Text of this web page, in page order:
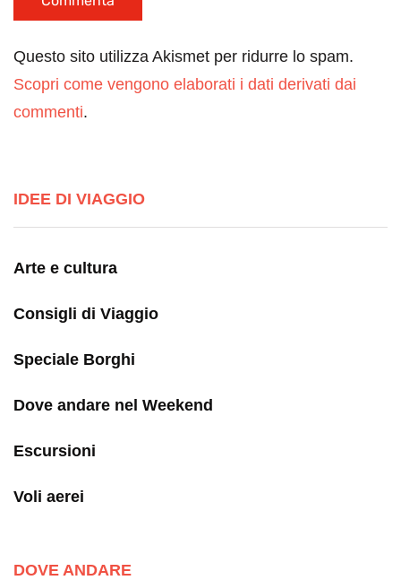
Questo sito utilizza Akismet per ridurre lo spam.
Scopri come vengono elaborati i dati derivati dai
commenti.
IDEE DI VIAGGIO
Arte e cultura
Consigli di Viaggio
Speciale Borghi
Dove andare nel Weekend
Escursioni
Voli aerei
DOVE ANDARE